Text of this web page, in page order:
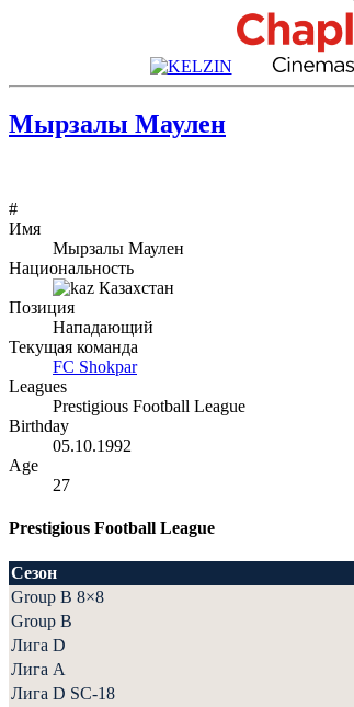
Мырзалы Маулен
#
Имя
Мырзалы Маулен
Национальность
Казахстан
Позиция
Нападающий
Текущая команда
FC Shokpar
Leagues
Prestigious Football League
Birthday
05.10.1992
Age
27
Prestigious Football League
Сезон
Group B 8×8
Group B
Лига D
Лига А
Лига D SC-18